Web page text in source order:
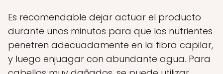
Es recomendable dejar actuar el producto
durante unos minutos para que los nutrientes
penetren adecuadamente en la fibra capilar,
y luego enjuagar con abundante agua. Para